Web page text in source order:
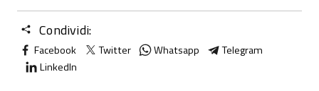
Condividi:
Facebook Twitter Whatsapp
Telegram
LinkedIn